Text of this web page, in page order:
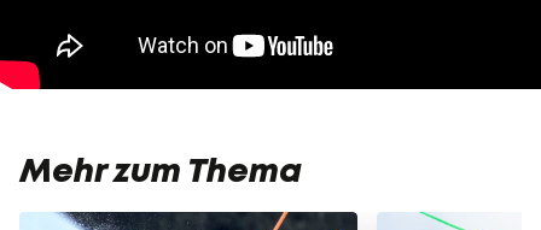
Mehr zum Thema